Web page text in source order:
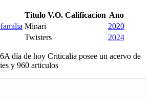
Titulo V.O. Calificacion Ano
Minari
2020
Twisters 2024
A día de hoy Criticalia posee un acervo de
y 960 articulos